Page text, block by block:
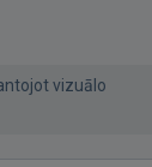
vizuālo